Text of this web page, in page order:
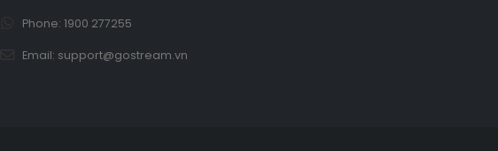
Phone: 1900 277255
Email: support@gostream.vn